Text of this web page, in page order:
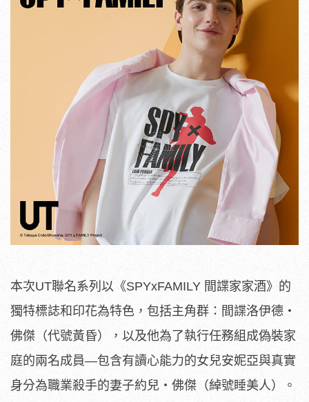
本次UT聯名系列以《SPYxFAMILY 間諜家家酒》的
獨特標誌和印花為特色，包括主角群：間諜洛伊德‧
佛傑（代號黃昏），以及他為了執行任務組成偽裝家
庭的兩名成員—包含有讀心能力的女兒安妮亞與真實
身分為職業殺手的妻子約兒‧佛傑（綽號睡美人）。